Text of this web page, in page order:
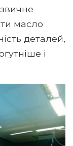
масло
деталей,
і